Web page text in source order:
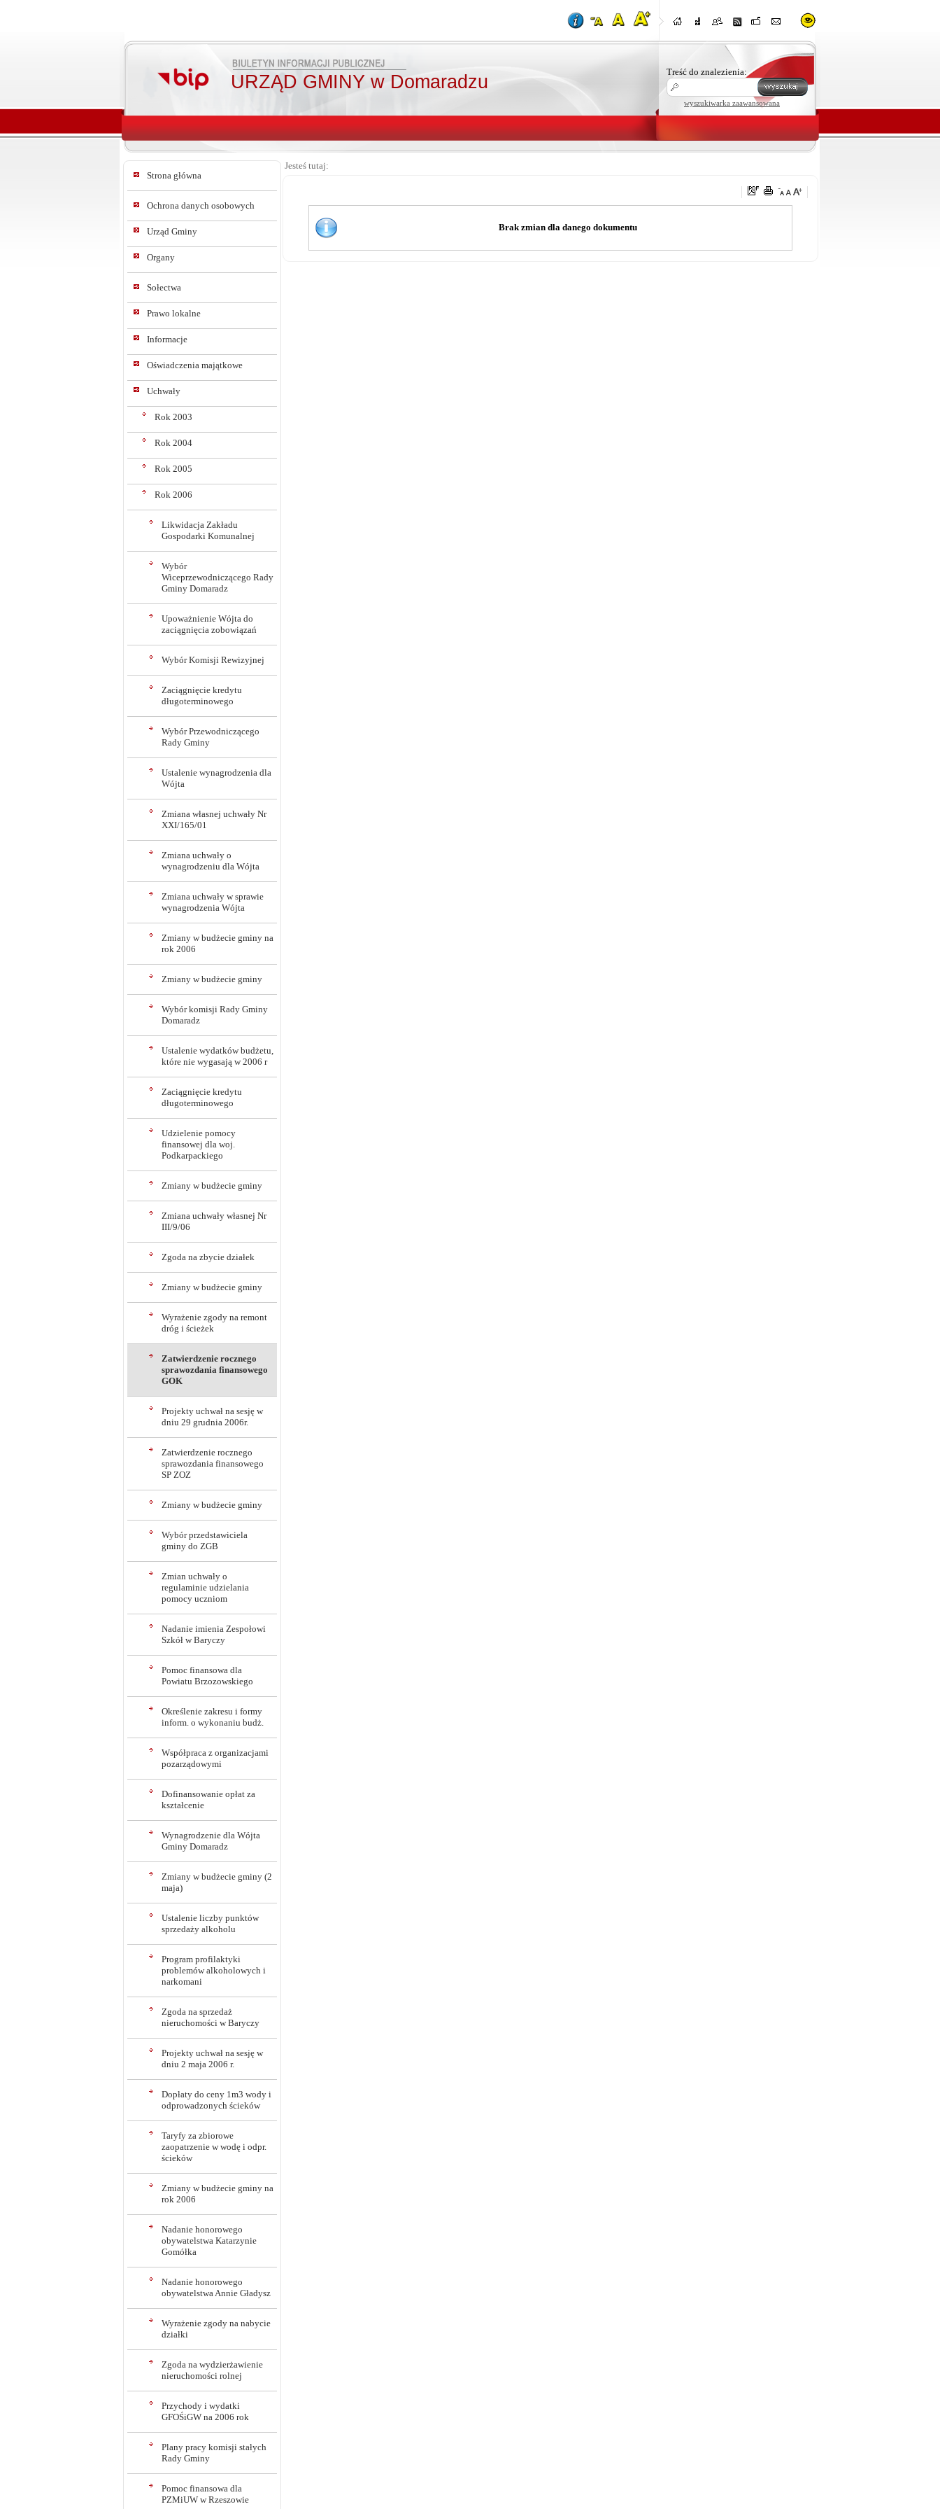
URZĄD GMINY w Domaradzu Treść do znalezienia:
wyszukiwarka zaawansowana
Strona główna
Ochrona danych osobowych
Urząd Gminy
Organy
Sołectwa
Prawo lokalne
Informacje
Oświadczenia majątkowe
Uchwały
Rok 2003
Rok 2004
Rok 2005
Rok 2006
Likwidacja Zakładu
Gospodarki Komunalnej
Wybór
Wiceprzewodniczącego Rady
Gminy Domaradz
Upoważnienie Wójta do
zaciągnięcia zobowiązań
Wybór Komisji Rewizyjnej
Zaciągnięcie kredytu
długoterminowego
Wybór Przewodniczącego
Rady Gminy
Ustalenie wynagrodzenia dla
Wójta
Zmiana własnej uchwały Nr
XXI/165/01
Zmiana uchwały o
wynagrodzeniu dla Wójta
Zmiana uchwały w sprawie
wynagrodzenia Wójta
Zmiany w budżecie gminy na
rok 2006
Zmiany w budżecie gminy
Wybór komisji Rady Gminy
Domaradz
Ustalenie wydatków budżetu,
które nie wygasają w 2006 r
Zaciągnięcie kredytu
długoterminowego
Udzielenie pomocy
finansowej dla woj.
Podkarpackiego
Zmiany w budżecie gminy
Zmiana uchwały własnej Nr
III/9/06
Zgoda na zbycie działek
Zmiany w budżecie gminy
Wyrażenie zgody na remont
dróg i ścieżek
Zatwierdzenie rocznego
sprawozdania finansowego
GOK
Projekty uchwał na sesję w
dniu 29 grudnia 2006r.
Zatwierdzenie rocznego
sprawozdania finansowego
SP ZOZ
Zmiany w budżecie gminy
Wybór przedstawiciela
gminy do ZGB
Zmian uchwały o
regulaminie udzielania
pomocy uczniom
Nadanie imienia Zespołowi
Szkół w Baryczy
Pomoc finansowa dla
Powiatu Brzozowskiego
Określenie zakresu i formy
inform. o wykonaniu budż.
Współpraca z organizacjami
pozarządowymi
Dofinansowanie opłat za
kształcenie
Wynagrodzenie dla Wójta
Gminy Domaradz
Zmiany w budżecie gminy (2
maja)
Ustalenie liczby punktów
sprzedaży alkoholu
Program profilaktyki
problemów alkoholowych i
narkomani
Zgoda na sprzedaż
nieruchomości w Baryczy
Projekty uchwał na sesję w
dniu 2 maja 2006 r.
Dopłaty do ceny 1m3 wody i
odprowadzonych ścieków
Taryfy za zbiorowe
zaopatrzenie w wodę i odpr.
ścieków
Zmiany w budżecie gminy na
rok 2006
Nadanie honorowego
obywatelstwa Katarzynie
Gomółka
Nadanie honorowego
obywatelstwa Annie Gładysz
Wyrażenie zgody na nabycie
działki
Zgoda na wydzierżawienie
nieruchomości rolnej
Przychody i wydatki
GFOŚiGW na 2006 rok
Plany pracy komisji stałych
Rady Gminy
Pomoc finansowa dla
PZMiUW w Rzeszowie
Jesteś tutaj:
Brak zmian dla danego dokumentu